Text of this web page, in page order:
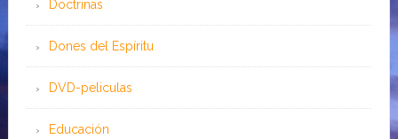
Doctrinas
Dones del Espíritu
DVD-peliculas
Educación